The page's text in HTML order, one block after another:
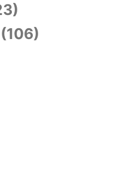
(106)